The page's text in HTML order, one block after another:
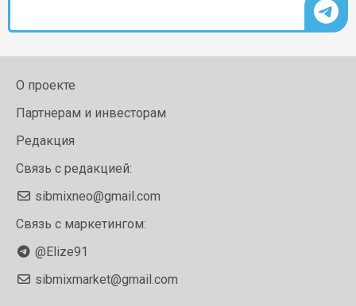
О проекте
Партнерам и инвесторам
Редакция
Связь с редакцией:
sibmixneo@gmail.com
Связь с маркетингом:
@Elize91
sibmixmarket@gmail.com